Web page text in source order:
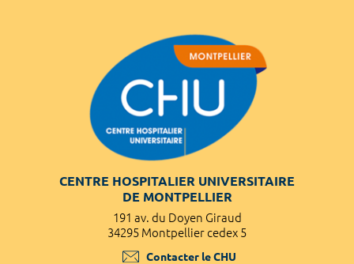
CENTRE HOSPITALIER UNIVERSITAIRE
DE MONTPELLIER
191 av. du Doyen Giraud
34295 Montpellier cedex 5
Contacter le CHU